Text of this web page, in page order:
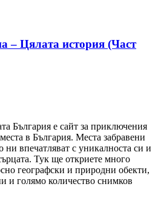
– Цялата история (Част
България е сайт за приключения
в България. Места забравени
ни впечатляват с уникалноста си и
Тук ще откриете много
географски и природни обекти,
и голямо количество снимков